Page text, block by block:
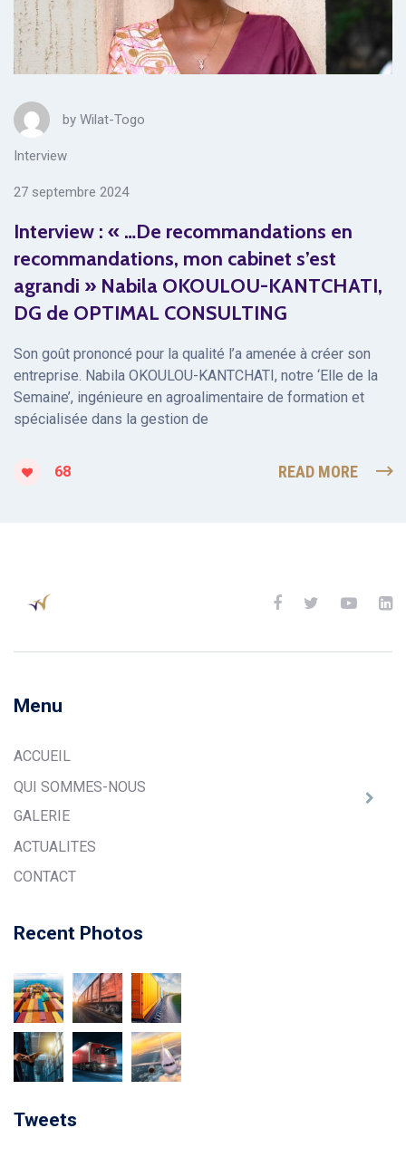
by Wilat-Togo
Interview
27 septembre 2024
Interview : « …De recommandations en
recommandations, mon cabinet s’est
agrandi » Nabila OKOULOU-KANTCHATI,
DG de OPTIMAL CONSULTING
Son goût prononcé pour la qualité l’a amenée à créer son
entreprise. Nabila OKOULOU-KANTCHATI, notre ‘Elle de la
Semaine’, ingénieure en agroalimentaire de formation et
spécialisée dans la gestion de
68 READ MORE
Menu
ACCUEIL
QUI SOMMES-NOUS
GALERIE
ACTUALITES
CONTACT
Recent Photos
Tweets